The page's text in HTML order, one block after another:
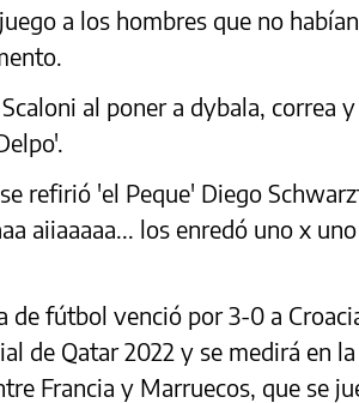
a los hombres que no
al poner a dybala, correa
refirió 'el Peque' Diego
aiiaaaaa... los enredó uno x
de fútbol venció por 3-0 a
de Qatar 2022 y se medirá en
Francia y Marruecos, que se